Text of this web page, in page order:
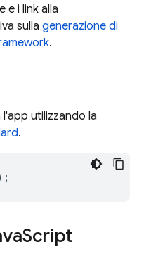
e i link alla
sulla generazione di
.
l'app utilizzando la
.
Script